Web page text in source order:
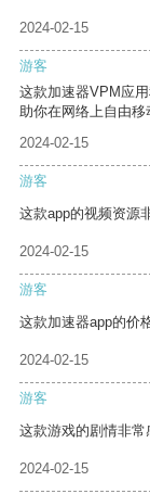
2024-02-15
游客
这款加速器VPM应
助你在网络上自由移
2024-02-15
游客
这款app的视频资源
2024-02-15
游客
这款加速器app的价
2024-02-15
游客
这款游戏的剧情非常
2024-02-15